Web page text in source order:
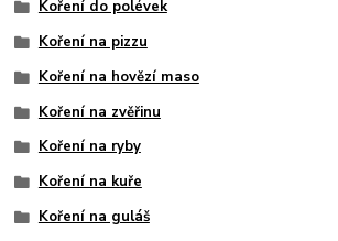
Koření do polévek
Koření na pizzu
Koření na hovězí maso
Koření na zvěřinu
Koření na ryby
Koření na kuře
Koření na guláš